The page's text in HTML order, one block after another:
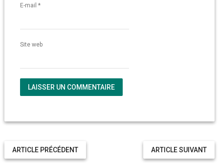
E-mail *
Site web
ARTICLE SUIVANT
ARTICLE PRÉCÉDENT